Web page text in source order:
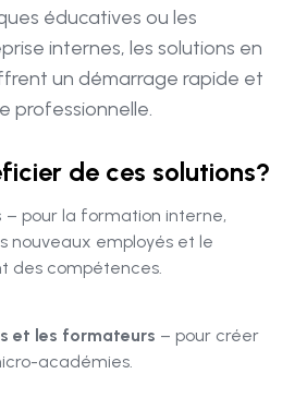
éducatives ou les
internes, les solutions en
un démarrage rapide et
professionnelle.
de ces solutions?
– pour la formation interne,
nouveaux employés et le
des compétences.
et les formateurs – pour créer
académies.